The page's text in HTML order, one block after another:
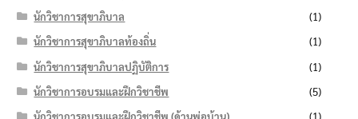
นักวิชาการสุขาภิบาล
(1)
นักวิชาการสุขาภิบาลท้องถิ่น
(1)
นักวิชาการสุขาภิบาลปฏิบัติการ
(1)
นักวิชาการอบรมและฝึกวิชาชีพ
(5)
นักวิชาการอบรมและฝึกวิชาชีพ (ด้านพ่อบ้าน)
(1)